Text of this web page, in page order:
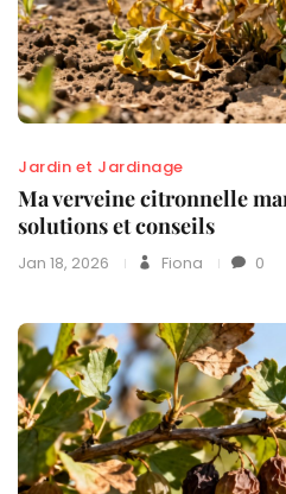
Jardin et Jardinage
Ma verveine citronnelle
solutions et conseils
Jan 18, 2026 Fiona 0